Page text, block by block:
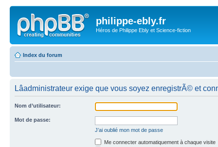
philippe-ebly.fr
Héros de Philippe Ebly et Science-fiction
Index du forum
Lâadministrateur exige que vous soyez enregistrÃ© et
Nom d’utilisateur:
Mot de passe:
J’ai oublié mon mot de passe
Me connecter automatiquement à chaque visite